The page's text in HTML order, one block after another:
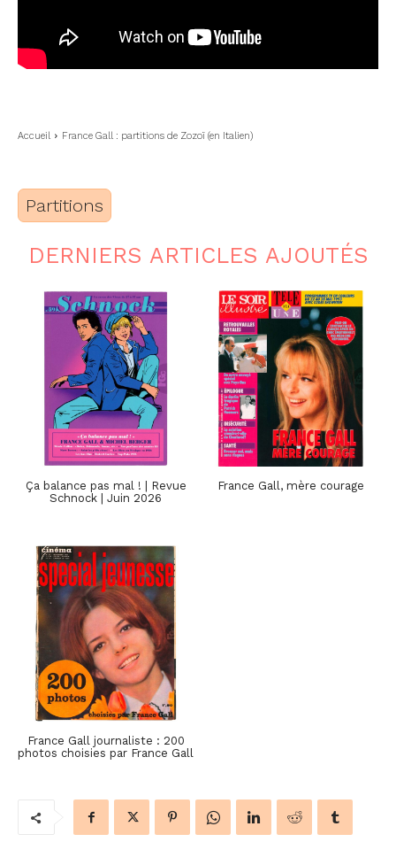
Accueil France Gall : partitions de Zozoï (en Italien)
Partitions
DERNIERS ARTICLES AJOUTÉS
Ça balance pas mal ! | Revue
Schnock | Juin 2026
France Gall, mère courage
France Gall journaliste : 200
photos choisies par France Gall